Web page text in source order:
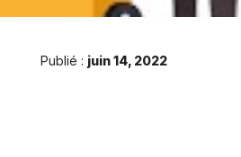
Publié : juin 14, 2022